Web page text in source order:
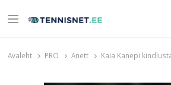
Menu
Avaleht PRO Anett Kaia Kanepi